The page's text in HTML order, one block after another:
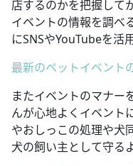
店するのかを把握して
イベントの情報を調べ
にSNSやYouTubeを活
最新のペットイベント
またイベントのマナー
んが心地よくイベント
やおしっこの処理や犬
犬の飼い主として守る